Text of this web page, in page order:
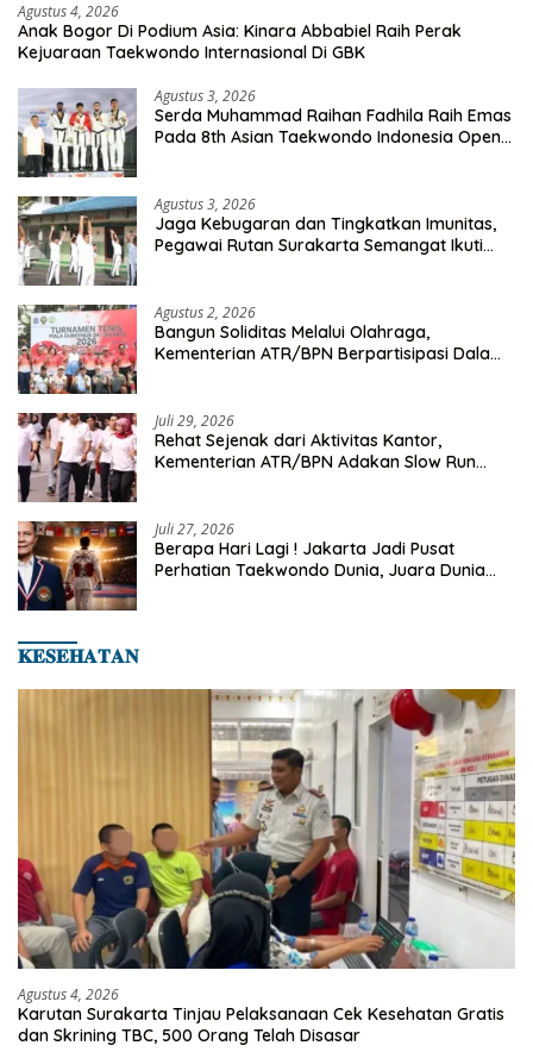
Agustus 4, 2026
Anak Bogor Di Podium Asia: Kinara Abbabiel Raih Perak
Kejuaraan Taekwondo Internasional Di GBK
Agustus 3, 2026
Serda Muhammad Raihan Fadhila Raih Emas
Pada 8th Asian Taekwondo Indonesia Open
Agustus 3, 2026
Jaga Kebugaran dan Tingkatkan Imunitas,
Pegawai Rutan Surakarta Semangat Ikuti
Agustus 2, 2026
Bangun Soliditas Melalui Olahraga,
Kementerian ATR/BPN Berpartisipasi Dalam
Juli 29, 2026
Rehat Sejenak dari Aktivitas Kantor,
Kementerian ATR/BPN Adakan Slow Run
Juli 27, 2026
Berapa Hari Lagi ! Jakarta Jadi Pusat
Perhatian Taekwondo Dunia, Juara Dunia
𝐊𝐄𝐒𝐄𝐇𝐀𝐓𝐀𝐍
Agustus 4, 2026
Karutan Surakarta Tinjau Pelaksanaan Cek Kesehatan Gratis
dan Skrining TBC, 500 Orang Telah Disasar